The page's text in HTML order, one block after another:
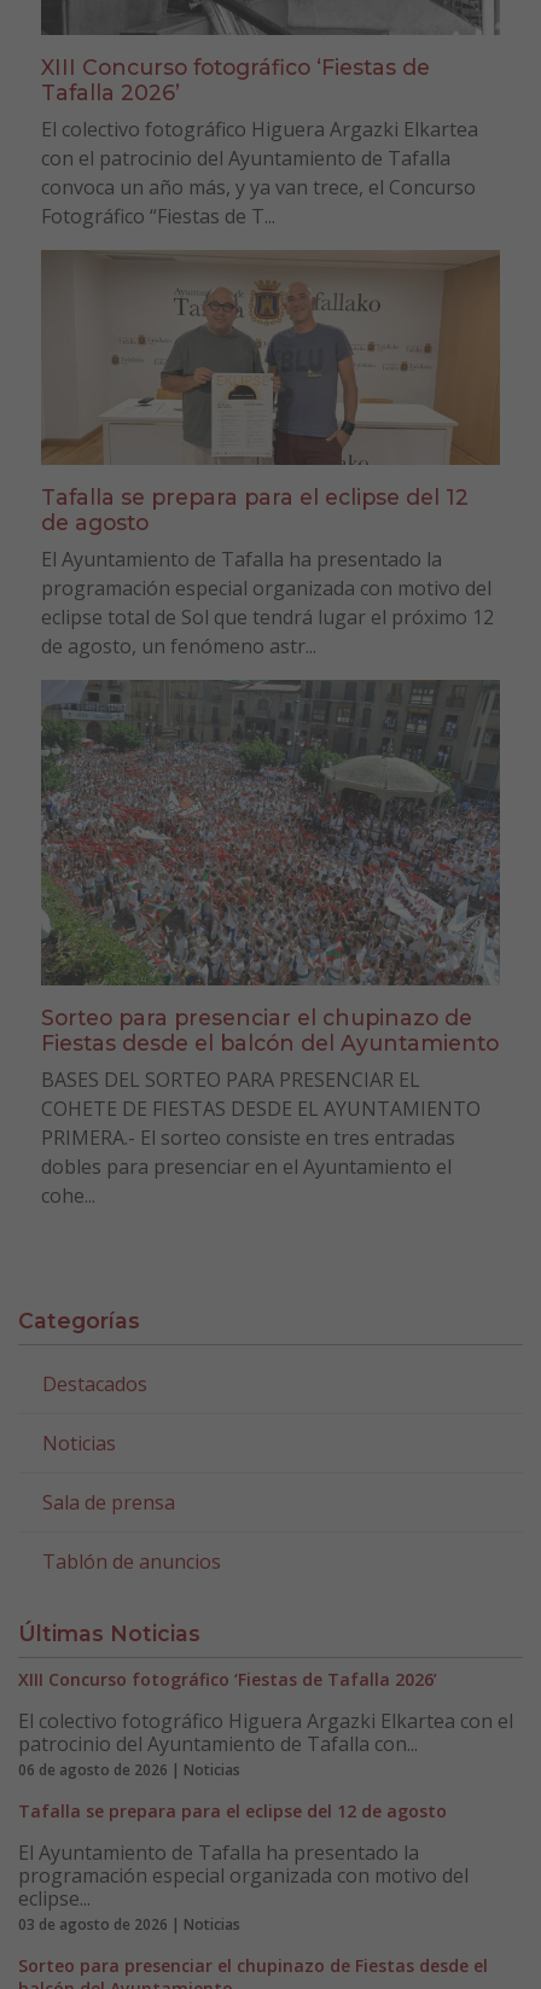
XIII Concurso fotográfico ‘Fiestas de
Tafalla 2026’
El colectivo fotográfico Higuera Argazki Elkartea
con el patrocinio del Ayuntamiento de Tafalla
convoca un año más, y ya van trece, el Concurso
Fotográfico “Fiestas de T...
Tafalla se prepara para el eclipse del 12
de agosto
El Ayuntamiento de Tafalla ha presentado la
programación especial organizada con motivo del
eclipse total de Sol que tendrá lugar el próximo 12
de agosto, un fenómeno astr...
Sorteo para presenciar el chupinazo de
Fiestas desde el balcón del Ayuntamiento
BASES DEL SORTEO PARA PRESENCIAR EL
COHETE DE FIESTAS DESDE EL AYUNTAMIENTO
PRIMERA.- El sorteo consiste en tres entradas
dobles para presenciar en el Ayuntamiento el
cohe...
Categorías
Destacados
Noticias
Sala de prensa
Tablón de anuncios
Últimas Noticias
XIII Concurso fotográfico ‘Fiestas de Tafalla 2026’
El colectivo fotográfico Higuera Argazki Elkartea con el
patrocinio del Ayuntamiento de Tafalla con...
06 de agosto de 2026 | Noticias
Tafalla se prepara para el eclipse del 12 de agosto
El Ayuntamiento de Tafalla ha presentado la
programación especial organizada con motivo del
eclipse...
03 de agosto de 2026 | Noticias
Sorteo para presenciar el chupinazo de Fiestas desde el